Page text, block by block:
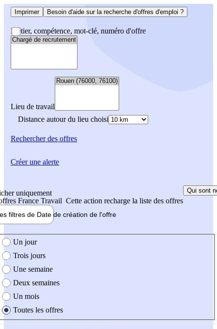
Imprimer Besoin d'aide sur la recherche d'offres d'emploi ?
Métier, compétence, mot-clé, numéro d'offre
Lieu de travail
Distance autour du lieu choisi
Rechercherdes offres
uniquement
France Travail Cette action recharge la liste des offres
Qui sont
filtres de Date de création de l'offre
création de l'offre
Un jour
Trois jours
Une semaine
Deux semaines
Un mois
Toutes les offres
Créer une alerte